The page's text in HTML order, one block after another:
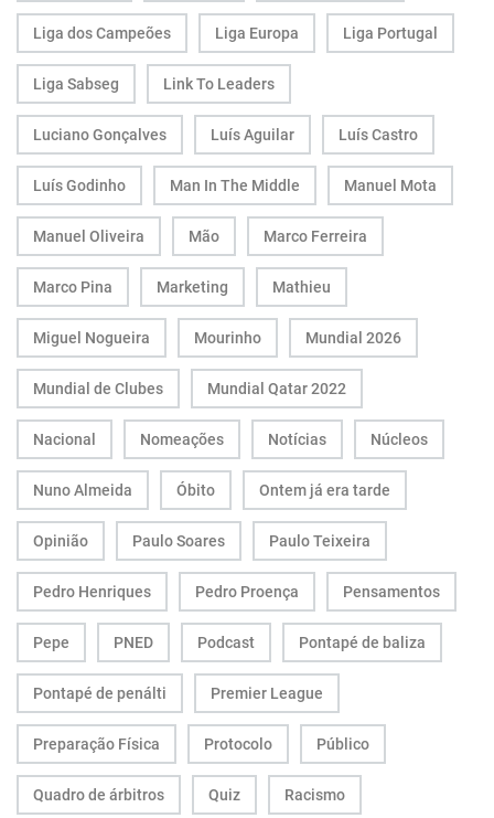
Liga dos Campeões Liga Europa Liga Portugal
Liga Sabseg Link To Leaders
Luciano Gonçalves Luís Aguilar Luís Castro
Luís Godinho Man In The Middle Manuel Mota
Manuel Oliveira Mão Marco Ferreira
Marco Pina Marketing Mathieu
Miguel Nogueira Mourinho Mundial 2026
Mundial de Clubes Mundial Qatar 2022
Nacional Nomeações Notícias Núcleos
Nuno Almeida Óbito Ontem já era tarde
Opinião Paulo Soares Paulo Teixeira
Pedro Henriques Pedro Proença Pensamentos
Pepe PNED Podcast Pontapé de baliza
Pontapé de penálti Premier League
Preparação Física Protocolo Público
Quadro de árbitros Quiz Racismo